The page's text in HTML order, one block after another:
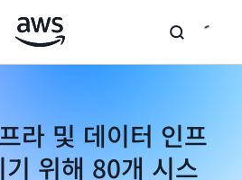
라 및 데이터 인프
위해 80개 시스